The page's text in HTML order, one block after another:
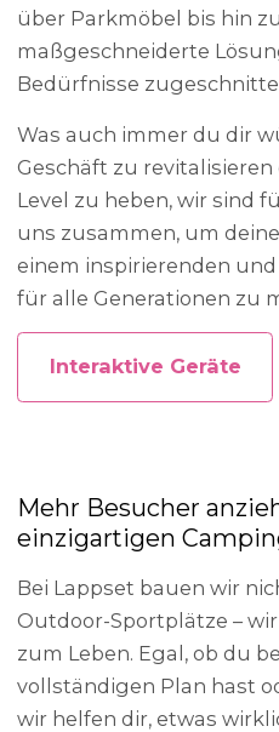
über Parkmöbel bis hin
maßgeschneiderte
Bedürfnisse
Was auch immer du dir
Geschäft zu
Level zu heben, wir sind
uns zusammen, um
einem inspirierenden
für alle Generationen zu
Interaktive Geräte
Mehr Besucher
einzigartigen
Bei Lappset bauen wir
Outdoor-Sportplätze –
zum Leben. Egal, ob du
vollständigen Plan hast
wir helfen dir, etwas